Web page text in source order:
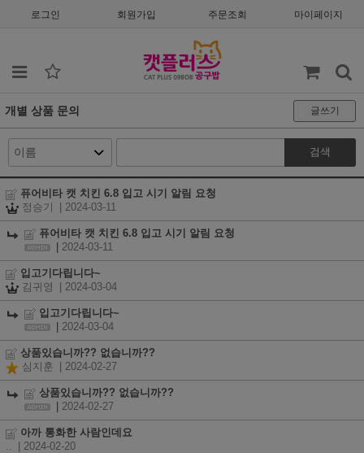
로그인 회원가입 주문조회 마이페이지
개별 상품 문의 글쓰기
검색
퓨어비타 캣 치킨 6.8 입고 시기 알림 요청
정승기
| 2024-03-11
퓨어비타 캣 치킨 6.8 입고 시기 알림 요청
2024-03-11
입고기다립니다~
김귀영
| 2024-03-04
입고기다립니다~
2024-03-04
상품있습니까?? 없습니까??
심지훈
| 2024-02-27
상품있습니까?? 없습니까??
2024-02-27
아까 통화한 사람인데요
..
| 2024-02-20